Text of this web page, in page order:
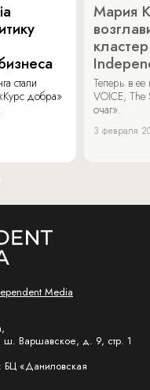
стали
добра»
Мария
Теперь в
VOICE,
очаг».
3 февраля
Media
ш. Варшавское, д. 9, стр. 1
«Даниловская